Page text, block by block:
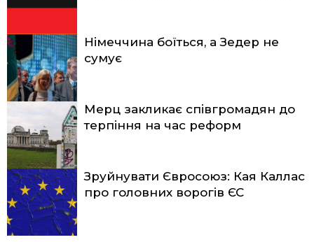
Німеччина боїться, а Зедер не
сумує
Мерц закликає співгромадян до
терпіння на час реформ
Зруйнувати Євросоюз: Кая Каллас
про головних ворогів ЄС